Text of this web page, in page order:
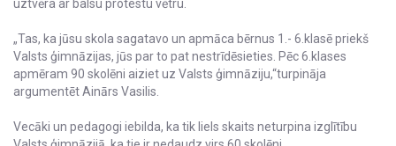
uztvēra ar balsu protestu vētru.
„Tas, ka jūsu skola sagatavo un apmāca bērnus 1.- 6.klasē priekš
Valsts ģimnāzijas, jūs par to pat nestrīdēsieties. Pēc 6.klases
apmēram 90 skolēni aiziet uz Valsts ģimnāziju,“turpināja
argumentēt Ainārs Vasilis.
Vecāki un pedagogi iebilda, ka tik liels skaits neturpina izglītību